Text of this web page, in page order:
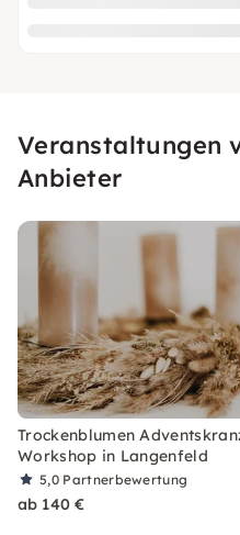
Veranstaltungen
Anbieter
Trockenblumen
Workshop in Langenfeld
5,0 Partnerbewertung
ab 140 €